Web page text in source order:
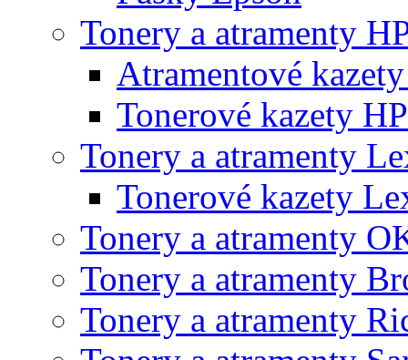
Tonery a atramenty
Atramentové
Tonerové kazety HP
Tonery a atramenty
Tonerové kazety
Tonery a atramenty
Tonery a atramenty
Tonery a atramenty